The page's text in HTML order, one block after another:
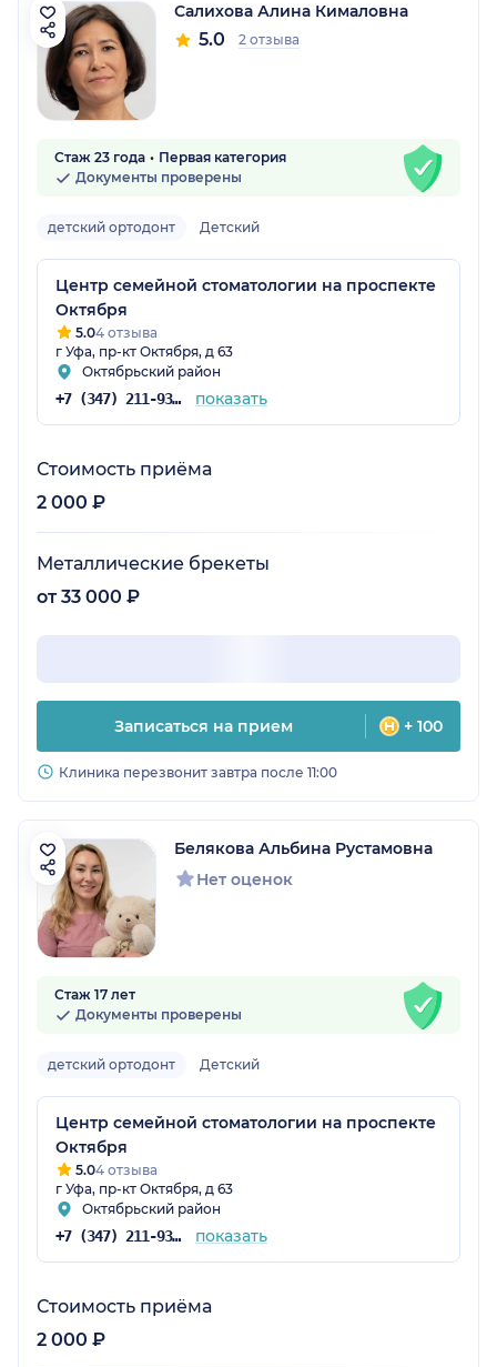
Салихова Алина Кималовна
5.0 2 отзыва
Стаж 23 года
Первая категория
Документы проверены
детский ортодонт Детский
Центр семейной стоматологии на проспекте
Октября
5.04 отзыва
г Уфа, пр-кт Октября, д 63
Октябрьский район
+7 (347) 211-93-78 показать
Стоимость приёма
2 000 ₽
Металлические брекеты
от 33 000 ₽
Записаться на прием + 100
Клиника перезвонит завтра после 11:00
Белякова Альбина Рустамовна
Нет оценок
Стаж 17 лет
Документы проверены
детский ортодонт Детский
Центр семейной стоматологии на проспекте
Октября
5.04 отзыва
г Уфа, пр-кт Октября, д 63
Октябрьский район
+7 (347) 211-93-78 показать
Стоимость приёма
2 000 ₽